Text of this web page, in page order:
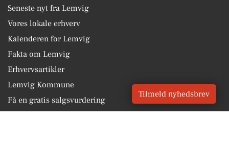
Seneste nyt fra Lemvig
Vores lokale erhverv
Kalenderen for Lemvig
Fakta om Lemvig
Erhvervsartikler
Lemvig Kommune
Få en gratis salgsvurdering
Tilmeld nyhedsbrev